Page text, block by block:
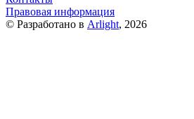
Правовая информация
© Разработано в Arlight, 2026